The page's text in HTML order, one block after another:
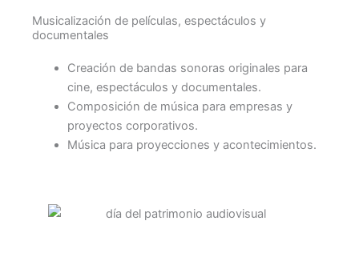
Musicalización de películas, espectáculos y
documentales​
Creación de bandas sonoras originales para
cine, espectáculos y documentales.
Composición de música para empresas y
proyectos corporativos.
Música para proyecciones y acontecimientos.